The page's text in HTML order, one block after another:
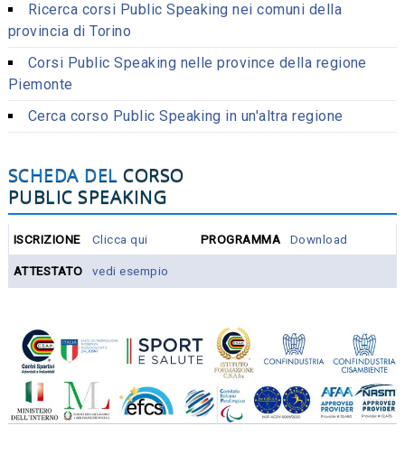
Ricerca corsi Public Speaking nei comuni della
provincia di Torino
Corsi Public Speaking nelle province della regione
Piemonte
Cerca corso Public Speaking in un'altra regione
SCHEDA DELCORSO
PUBLIC SPEAKING
ISCRIZIONE Clicca qui PROGRAMMA Download
ATTESTATO vedi esempio